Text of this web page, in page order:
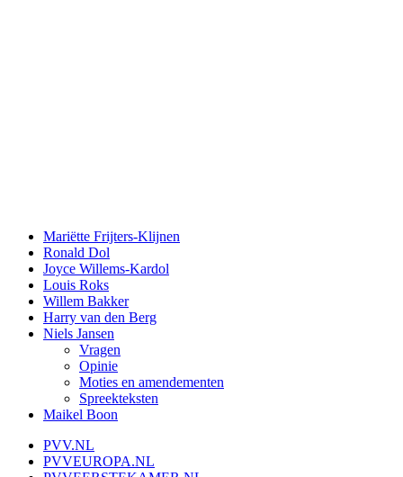
Mariëtte Frijters-Klijnen
Ronald Dol
Joyce Willems-Kardol
Louis Roks
Willem Bakker
Harry van den Berg
Niels Jansen
Vragen
Opinie
Moties en amendementen
Spreekteksten
Maikel Boon
PVV.NL
PVVEUROPA.NL